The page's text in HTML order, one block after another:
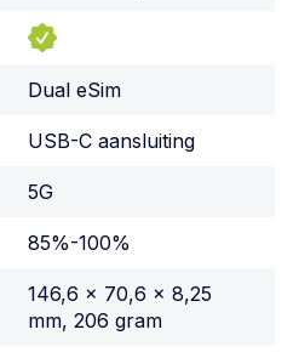
Dual eSim
USB-C aansluiting
5G
85%-100%
146,6 x 70,6 x 8,25
mm, 206 gram